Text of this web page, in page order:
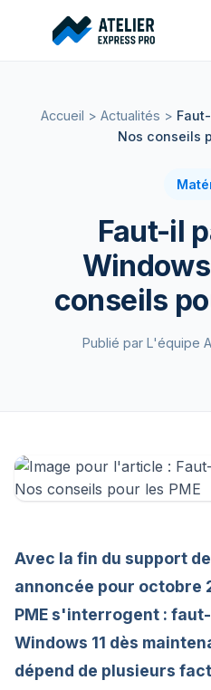
Accueil > Actualités >
Nos conseils
Faut-il
Windows
conseils
Publié par L'équipe
Avec la fin du support
annoncée pour octobre
PME s'interrogent :
Windows 11 dès
dépend de plusieurs